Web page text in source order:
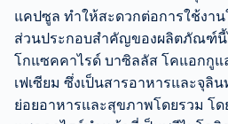
แคปซูล ทำให้สะดวกต่อการใช้งาน
ส่วนประกอบสำคัญของผลิตภัณฑ์นี้
โกแซคคาไรด์ บาซิลลัส โคแอกกูแ
เฟเซียม ซึ่งเป็นสารอาหารและจุลิ
ย่อยอาหารและสุขภาพโดยรวม โ